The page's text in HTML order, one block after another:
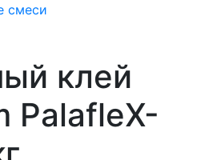
смеси
клей
PalafleX-